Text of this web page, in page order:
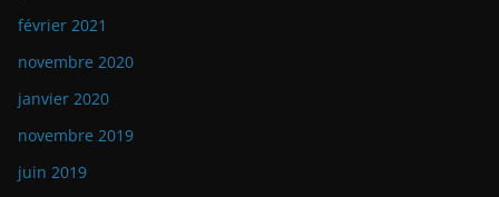
février 2021
novembre 2020
janvier 2020
novembre 2019
juin 2019